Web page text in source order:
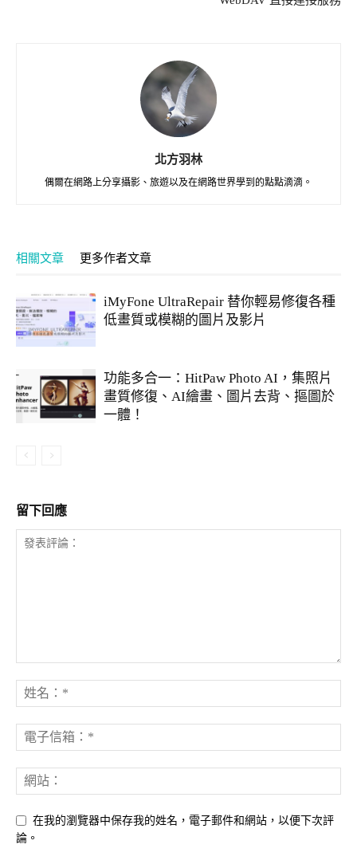
北方羽林
偶爾在網路上分享攝影、旅遊以及在網路世界學到的點點滴滴。
相關文章 更多作者文章
iMyFone UltraRepair 替你輕易修復各種
低畫質或模糊的圖片及影片
功能多合一：HitPaw Photo AI，集照片
畫質修復、AI繪畫、圖片去背、摳圖於
一體！
留下回應
在我的瀏覽器中保存我的姓名，電子郵件和網站，以便下次評
論。